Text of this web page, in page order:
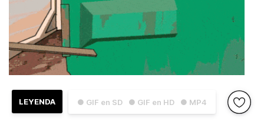
● GIF en SD ● GIF en HD ● MP4
LEYENDA